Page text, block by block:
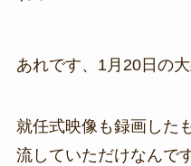
あれです、1月20日の大
就任式映像も録画した
流していただけなんです